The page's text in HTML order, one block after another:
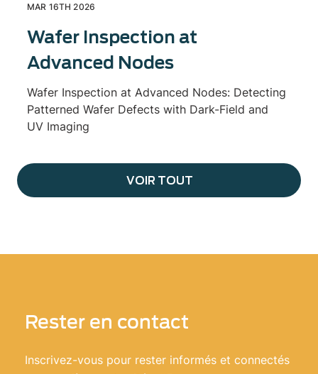
MAR 16TH 2026
Wafer Inspection at
Advanced Nodes
Wafer Inspection at Advanced Nodes: Detecting
Patterned Wafer Defects with Dark-Field and
UV Imaging
VOIR TOUT
Rester en contact
Inscrivez-vous pour rester informés et connectés